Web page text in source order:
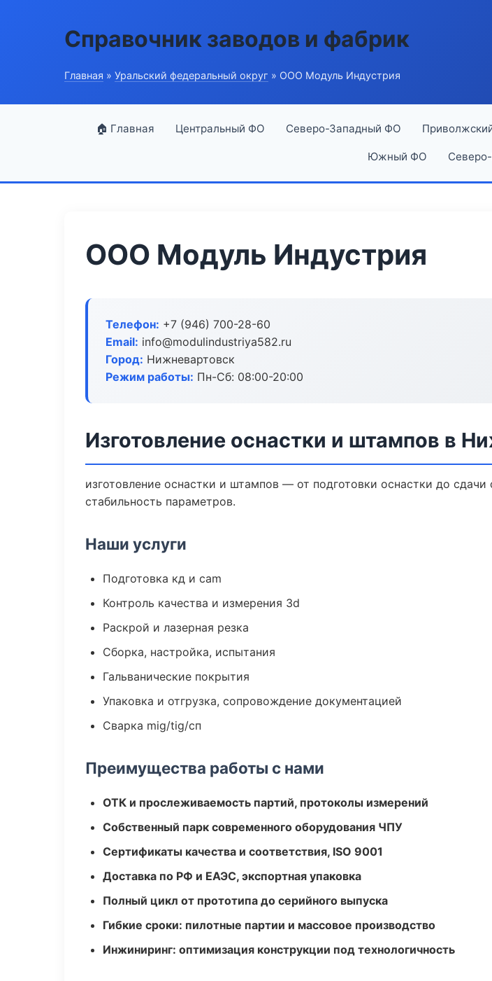
Справочник заводов и фабрик
Главная » Уральский федеральный округ » ООО Модуль Индустрия
🏠 Главная Центральный ФО Северо-Западный ФО
Южный ФО
ООО Модуль Индустрия
Телефон: +7 (946) 700-28-60
Email: info@modulindustriya582.ru
Город: Нижневартовск
Режим работы: Пн-Сб: 08:00-20:00
Изготовление оснастки и штампов в
изготовление оснастки и штампов — от подготовки оснастки до
стабильность параметров.
Наши услуги
Подготовка кд и cam
Контроль качества и измерения 3d
Раскрой и лазерная резка
Сборка, настройка, испытания
Гальванические покрытия
Упаковка и отгрузка, сопровождение документацией
Сварка mig/tig/сп
Преимущества работы с нами
ОТК и прослеживаемость партий, протоколы измерений
Собственный парк современного оборудования ЧПУ
Сертификаты качества и соответствия, ISO 9001
Доставка по РФ и ЕАЭС, экспортная упаковка
Полный цикл от прототипа до серийного выпуска
Гибкие сроки: пилотные партии и массовое производство
Инжиниринг: оптимизация конструкции под технологичность